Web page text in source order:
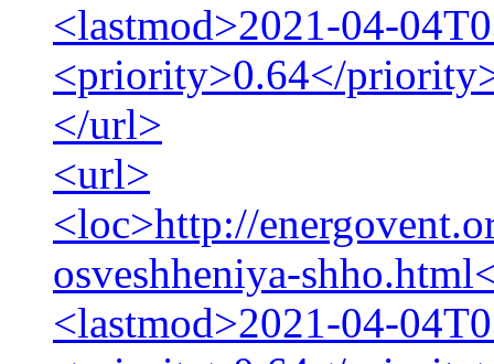
<lastmod>2021-04-
<priority>0.64</
</url>
<url>
<loc>http://
osveshheniya-
<lastmod>2021-04-